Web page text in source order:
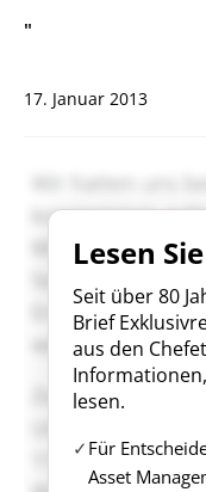
"
17. Januar 2013
Lesen
Seit über 80
Brief
aus den
lesen.
Für
Asset